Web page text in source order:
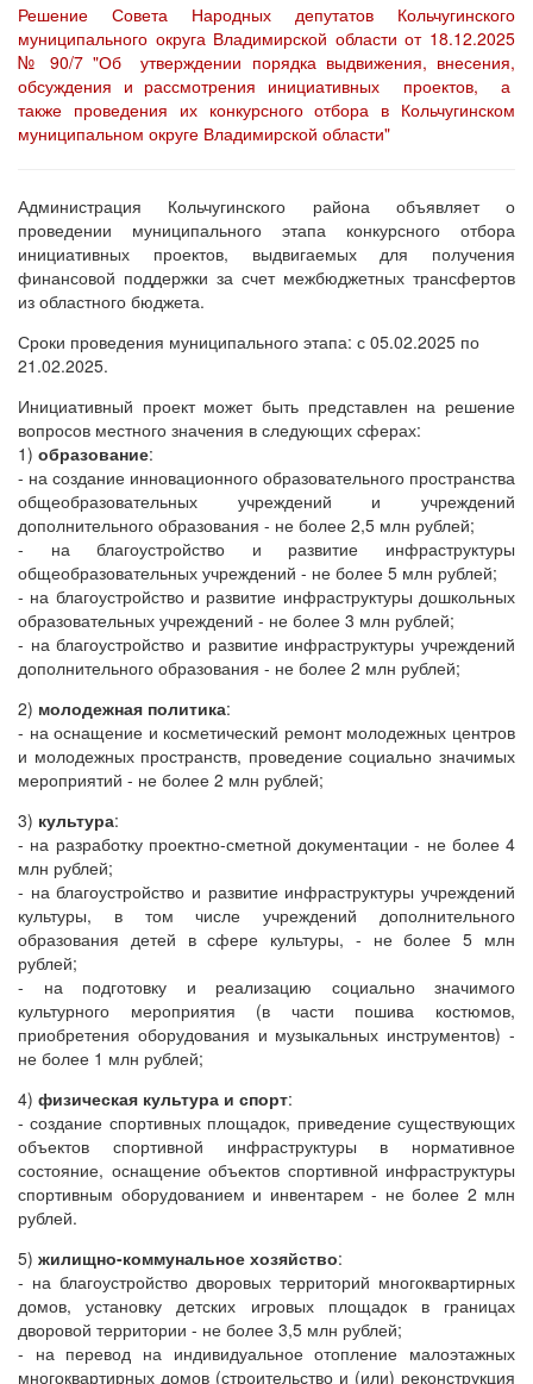
Решение Совета Народных депутатов Кольчугинского
муниципального округа Владимирской области от 18.12.2025
№ 90/7 "Об утверждении порядка выдвижения, внесения,
обсуждения и рассмотрения инициативных проектов, а
также проведения их конкурсного отбора в Кольчугинском
муниципальном округе Владимирской области"
Администрация Кольчугинского района объявляет о
проведении муниципального этапа конкурсного отбора
инициативных проектов, выдвигаемых для получения
финансовой поддержки за счет межбюджетных трансфертов
из областного бюджета.
Сроки проведения муниципального этапа: с 05.02.2025 по
21.02.2025.
Инициативный проект может быть представлен на решение
вопросов местного значения в следующих сферах:
1) образование:
- на создание инновационного образовательного пространства
общеобразовательных учреждений и учреждений
дополнительного образования - не более 2,5 млн рублей;
- на благоустройство и развитие инфраструктуры
общеобразовательных учреждений - не более 5 млн рублей;
- на благоустройство и развитие инфраструктуры дошкольных
образовательных учреждений - не более 3 млн рублей;
- на благоустройство и развитие инфраструктуры учреждений
дополнительного образования - не более 2 млн рублей;
2) молодежная политика:
- на оснащение и косметический ремонт молодежных центров
и молодежных пространств, проведение социально значимых
мероприятий - не более 2 млн рублей;
3) культура:
- на разработку проектно-сметной документации - не более 4
млн рублей;
- на благоустройство и развитие инфраструктуры учреждений
культуры, в том числе учреждений дополнительного
образования детей в сфере культуры, - не более 5 млн
рублей;
- на подготовку и реализацию социально значимого
культурного мероприятия (в части пошива костюмов,
приобретения оборудования и музыкальных инструментов) -
не более 1 млн рублей;
4) физическая культура и спорт:
- создание спортивных площадок, приведение существующих
объектов спортивной инфраструктуры в нормативное
состояние, оснащение объектов спортивной инфраструктуры
спортивным оборудованием и инвентарем - не более 2 млн
рублей.
5) жилищно-коммунальное хозяйство:
- на благоустройство дворовых территорий многоквартирных
домов, установку детских игровых площадок в границах
дворовой территории - не более 3,5 млн рублей;
- на перевод на индивидуальное отопление малоэтажных
многоквартирных домов (строительство и (или) реконструкция